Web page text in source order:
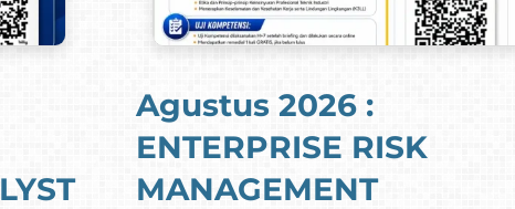
Agustus 2026 :
ENTERPRISE RISK
MANAGEMENT